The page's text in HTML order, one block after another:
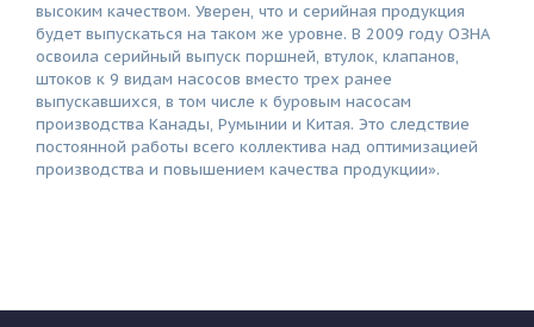
высоким качеством. Уверен, что и серийная продукция
будет выпускаться на таком же уровне. В 2009 году ОЗНА
освоила серийный выпуск поршней, втулок, клапанов,
штоков к 9 видам насосов вместо трех ранее
выпускавшихся, в том числе к буровым насосам
производства Канады, Румынии и Китая. Это следствие
постоянной работы всего коллектива над оптимизацией
производства и повышением качества продукции».